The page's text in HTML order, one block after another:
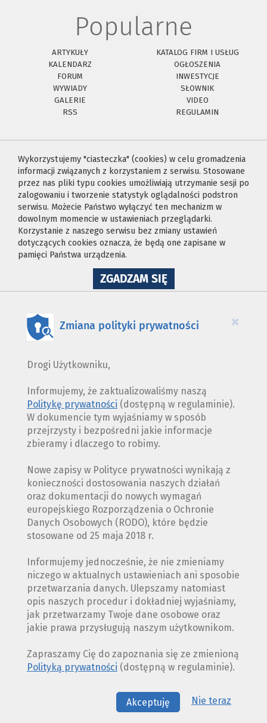
Popularne
ARTYKUŁY
KATALOG FIRM I USŁUG
KALENDARZ
OGŁOSZENIA
FORUM
INWESTYCJE
WYWIADY
SŁOWNIK
GALERIE
VIDEO
RSS
REGULAMIN
Wykorzystujemy "ciasteczka" (cookies) w celu gromadzenia
informacji związanych z korzystaniem z serwisu. Stosowane
przez nas pliki typu cookies umożliwiają utrzymanie sesji po
zalogowaniu i tworzenie statystyk oglądalności podstron
serwisu. Możecie Państwo wyłączyć ten mechanizm w
dowolnym momencie w ustawieniach przeglądarki.
Korzystanie z naszego serwisu bez zmiany ustawień
dotyczących cookies oznacza, że będą one zapisane w
pamięci Państwa urządzenia.
ZGADZAM SIĘNA
WYKORZYSTANIE
×
Zmiana polityki prywatności
Drogi Użytkowniku,
Informujemy, że zaktualizowaliśmy naszą
Politykę prywatności (dostępną w regulaminie).
W dokumencie tym wyjaśniamy w sposób
przejrzysty i bezpośredni jakie informacje
zbieramy i dlaczego to robimy.
Nowe zapisy w Polityce prywatności wynikają z
konieczności dostosowania naszych działań
oraz dokumentacji do nowych wymagań
europejskiego Rozporządzenia o Ochronie
Danych Osobowych (RODO), które będzie
stosowane od 25 maja 2018 r.
Informujemy jednocześnie, że nie zmieniamy
niczego w aktualnych ustawieniach ani sposobie
przetwarzania danych. Ulepszamy natomiast
opis naszych procedur i dokładniej wyjaśniamy,
jak przetwarzamy Twoje dane osobowe oraz
jakie prawa przysługują naszym użytkownikom.
Zapraszamy Cię do zapoznania się ze zmienioną
Polityką prywatności (dostępną w regulaminie).
Akceptuję Nie teraz